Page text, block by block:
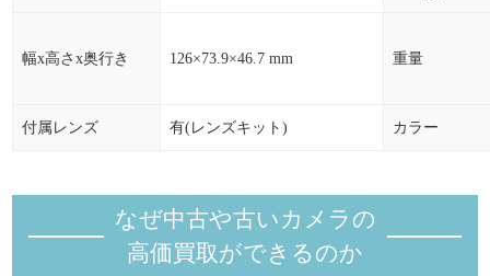
幅x高さx奥行き 126×73.9×46.7 mm 重量
付属レンズ 有(レンズキット) カラー
なぜ中古や古いカメラの
高価買取ができるのか